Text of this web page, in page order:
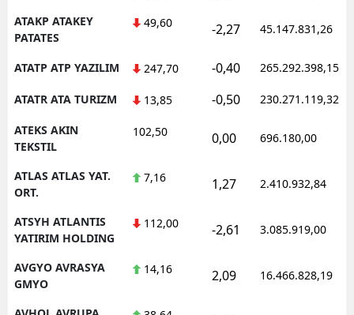
ATAKP ATAKEY
PATATES
49,60 -2,27 45.147.831,26
ATATP ATP YAZILIM 247,70 -0,40 265.292.398,15
ATATR ATA TURIZM 13,85 -0,50 230.271.119,32
ATEKS AKIN
TEKSTIL
102,50 0,00 696.180,00
ATLAS ATLAS YAT.
ORT.
7,16 1,27 2.410.932,84
ATSYH ATLANTIS
YATIRIM HOLDING
112,00 -2,61 3.085.919,00
AVGYO AVRASYA
GMYO
14,16 2,09 16.466.828,19